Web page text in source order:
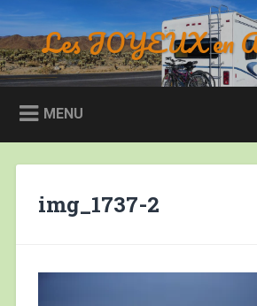
au
contenu
principal
RechercheLes JOYEUX en
MENU
img_1737-2